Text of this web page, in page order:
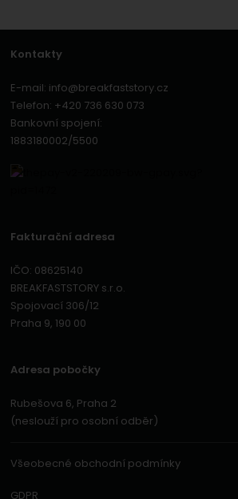
Kontakty
E-mail: info@breakfaststory.cz
Telefon: +420 736 630 073
Bankovní spojení:
1883180002/5500
Fakturační adresa
IČO: 08625140
BREAKFASTSTORY s.r.o.
Spojovací 306/12
Praha 9, 190 00
Adresa pobočky
Rubešova 6, Praha 2
(neslouží pro osobní odběr)
Všeobecné obchodní podmínky
GDPR